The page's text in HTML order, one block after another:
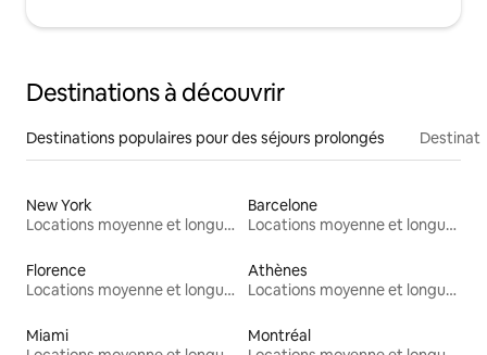
Destinations à découvrir
Destinations populaires pour des séjours prolongés
New York
Locations moyenne et longue durée
Barcelone
Locations moyenne et longue durée
Florence
Locations moyenne et longue durée
Athènes
Locations moyenne et longue durée
Miami
Montréal